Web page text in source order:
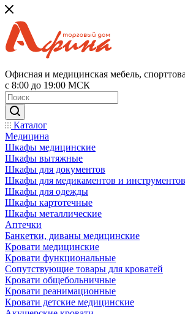
Офисная и медицинская мебель,
с 8:00 до 19:00 МСК
Каталог
Медицина
Шкафы медицинские
Шкафы вытяжные
Шкафы для документов
Шкафы для медикаментов и инструментов
Шкафы для одежды
Шкафы картотечные
Шкафы металлические
Аптечки
Банкетки, диваны медицинские
Кровати медицинские
Кровати функциональные
Сопутствующие товары для кроватей
Кровати общебольничные
Кровати реанимационные
Кровати детские медицинские